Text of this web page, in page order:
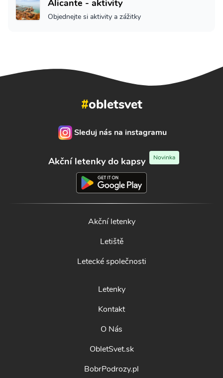
Alicante - aktivity
Objednejte si aktivity a zážitky
#obletsvet
Sleduj nás na instagramu
Akční letenky do kapsy Novinka
Akční letenky
Letiště
Letecké společnosti
Letenky
Kontakt
O Nás
ObletSvet.sk
BobrPodrozy.pl